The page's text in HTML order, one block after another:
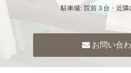
駐車場: 院前３台・近隣
お問い合